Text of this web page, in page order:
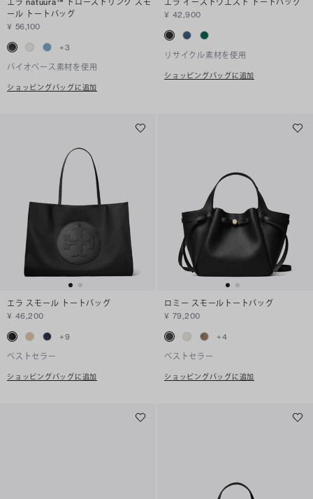
エラ natuura™ ドローストリング スモ
ール トートバッグ
¥ 56,100
+3
バイオベース素材を使用
ショッピングバッグに追加
エラ イーストウエスト トートバッグ
¥ 42,900
リサイクル素材を使用
ショッピングバッグに追加
エラ スモール トートバッグ
¥ 46,200
+9
ベストセラー
ショッピングバッグに追加
ロミー スモールトートバッグ
¥ 79,200
+4
ベストセラー
ショッピングバッグに追加